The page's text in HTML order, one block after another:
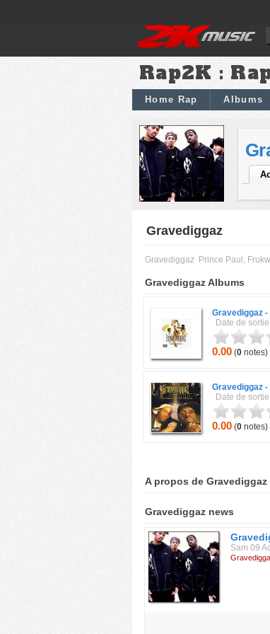
Rap2K :
Home Rap Albums
Gravediggaz
Gravediggaz Prince Paul,
Gravediggaz Albums
Gravediggaz -
Date de sortie
0.00 (0 notes)
Gravediggaz -
Date de sortie
0.00 (0 notes)
A propos de Gravediggaz
Gravediggaz news
Sam 09